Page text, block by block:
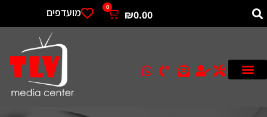
₪0.00
0 מועדפים